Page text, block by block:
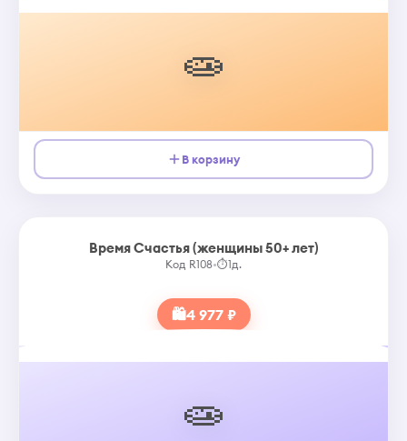
🧫
В корзину
Время Счастья (женщины 50+ лет)
Код R108•⏱1д.
🛍4 977 ₽
🧫